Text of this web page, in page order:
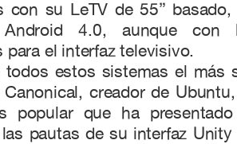
con su LeTV de 55”
4.0, aunque con
para el interfaz televisivo.
todos estos sistemas el más
creador de
popular que ha
pautas de su interfaz